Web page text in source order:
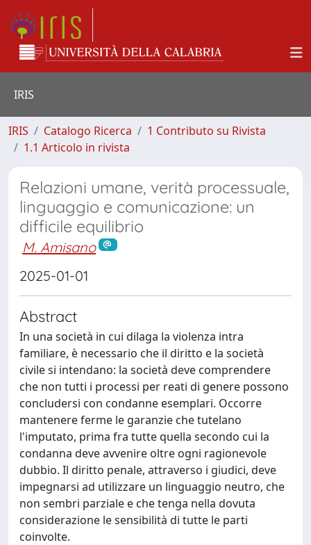
IRIS
IRIS Catalogo Ricerca
1 Contributo su Rivista
1.1 Articolo in rivista
Relazioni umane, verità processuale,
linguaggio e comunicazione: un
difficile equilibrio
M. Amisano
2025-01-01
Abstract
In una società in cui dilaga la violenza intra
familiare, è necessario che il diritto e la società
civile si intendano: la società deve comprendere
che non tutti i processi per reati di genere possono
concludersi con condanne esemplari. Occorre
mantenere ferme le garanzie che tutelano
l'imputato, prima fra tutte quella secondo cui la
condanna deve avvenire oltre ogni ragionevole
dubbio. Il diritto penale, attraverso i giudici, deve
impegnarsi ad utilizzare un linguaggio neutro, che
non sembri parziale e che tenga nella dovuta
considerazione le sensibilità di tutte le parti
coinvolte.